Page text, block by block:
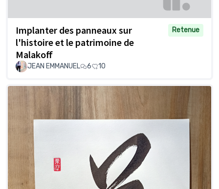
Implanter des panneaux sur
l'histoire et le patrimoine de
Malakoff
Retenue
JEAN EMMANUEL 6 10